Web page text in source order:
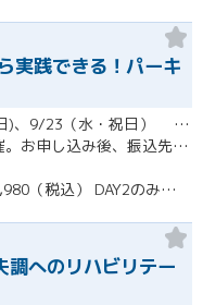
実践できる！パーキ
9/22（火・祝日)、9/23（水・祝日） 20：30～22：00開催
ZOOMにて開催。お申し込み後、振込先の案内メールをお送り致します。
DAY1のみ ¥4,980（税込） DAY2のみ ¥4,980（税込） 2日間セット ¥7,980（税込）
へのリハビリテー